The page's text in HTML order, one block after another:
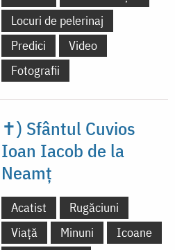
Locuri de pelerinaj
Predici
Video
Fotografii
✝) Sfântul Cuvios
Ioan Iacob de la
Neamț
Acatist
Rugăciuni
Viață
Minuni
Icoane